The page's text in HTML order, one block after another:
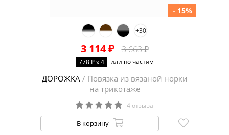
+30
3 114 ₽ 3 663 ₽
- 15%
778 ₽ x 4 или по частям
ДОРОЖКА / Повязка из вязаной норки
на трикотаже
4 отзыва
В корзину